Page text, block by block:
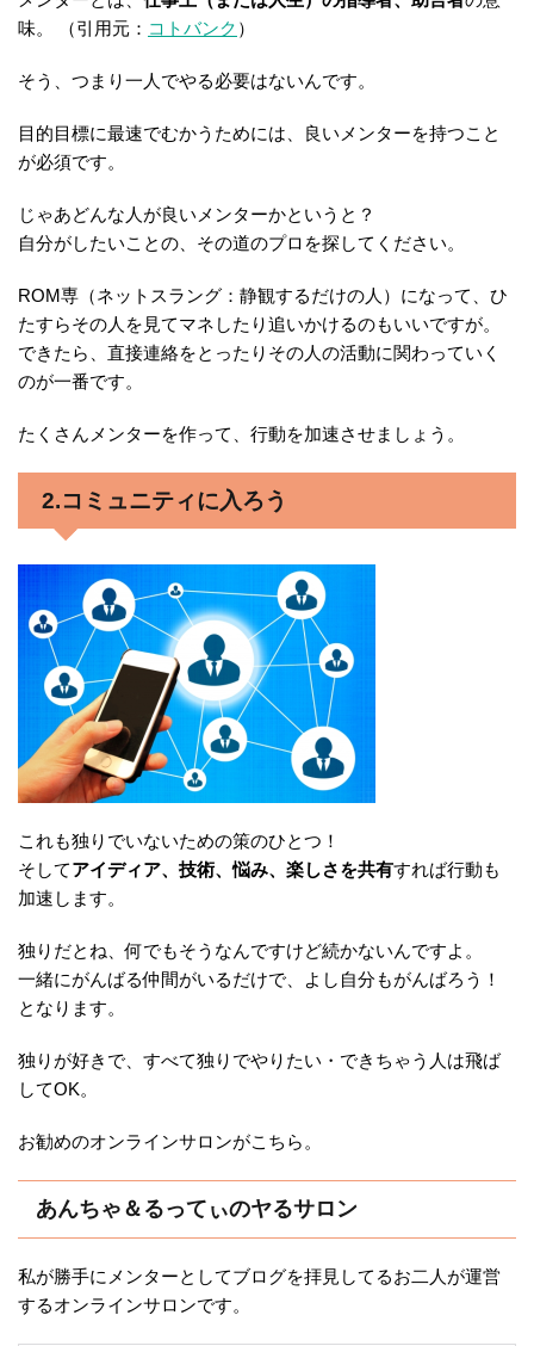
味。 （引用元： コトバンク ）
そう、つまり一人でやる必要はないんです。
目的目標に最速でむかうためには、良いメンターを持つこと
が必須です。
じゃあどんな人が良いメンターかというと？
自分がしたいことの、その道のプロを探してください。
ROM専（ネットスラング：静観するだけの人）になって、ひ
たすらその人を見てマネしたり追いかけるのもいいですが。
できたら、直接連絡をとったりその人の活動に関わっていく
のが一番です。
たくさんメンターを作って、行動を加速させましょう。
2.コミュニティに入ろう
これも独りでいないための策のひとつ！
そしてアイディア、技術、悩み、楽しさを共有すれば行動も
加速します。
独りだとね、何でもそうなんですけど続かないんですよ。
一緒にがんばる仲間がいるだけで、よし自分もがんばろう！
となります。
独りが好きで、すべて独りでやりたい・できちゃう人は飛ば
してOK。
お勧めのオンラインサロンがこちら。
あんちゃ＆るってぃのヤるサロン
私が勝手にメンターとしてブログを拝見してるお二人が運営
するオンラインサロンです。